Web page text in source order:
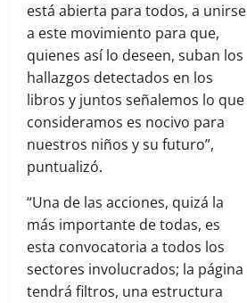
está abierta para todos, a unirse
a este movimiento para que,
quienes así lo deseen, suban los
hallazgos detectados en los
libros y juntos señalemos lo que
consideramos es nocivo para
nuestros niños y su futuro”,
puntualizó.
“Una de las acciones, quizá la
más importante de todas, es
esta convocatoria a todos los
sectores involucrados; la página
tendrá filtros, una estructura